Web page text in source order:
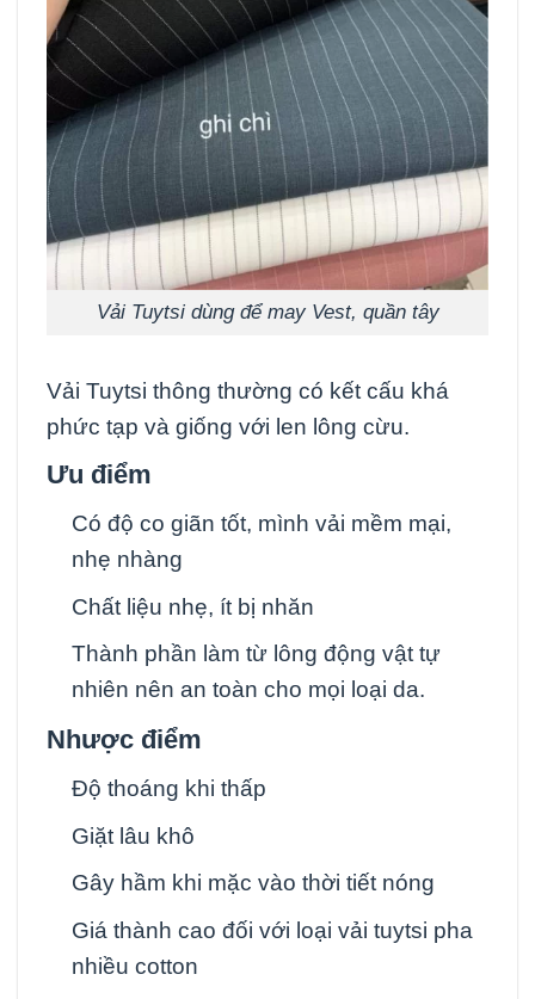
Vải Tuytsi dùng để may Vest, quần tây
Vải Tuytsi thông thường có kết cấu khá
phức tạp và giống với len lông cừu.
Ưu điểm
Có độ co giãn tốt, mình vải mềm mại,
nhẹ nhàng
Chất liệu nhẹ, ít bị nhăn
Thành phần làm từ lông động vật tự
nhiên nên an toàn cho mọi loại da.
Nhược điểm
Độ thoáng khi thấp
Giặt lâu khô
Gây hầm khi mặc vào thời tiết nóng
Giá thành cao đối với loại vải tuytsi pha
nhiều cotton